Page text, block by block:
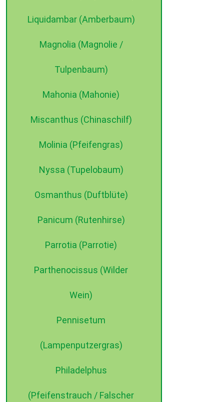
Liquidambar (Amberbaum)
Magnolia (Magnolie /
Tulpenbaum)
Mahonia (Mahonie)
Miscanthus (Chinaschilf)
Molinia (Pfeifengras)
Nyssa (Tupelobaum)
Osmanthus (Duftblüte)
Panicum (Rutenhirse)
Parrotia (Parrotie)
Parthenocissus (Wilder
Wein)
Pennisetum
(Lampenputzergras)
Philadelphus
(Pfeifenstrauch / Falscher